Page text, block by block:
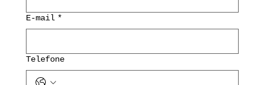
E-mail *
Telefone